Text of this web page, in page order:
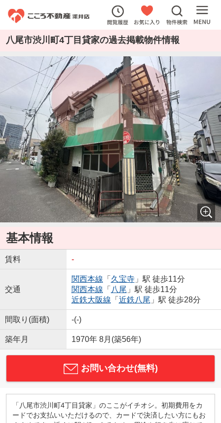
八尾市渋川町4丁目貸家の過去掲載物件情報
基本情報
賃料 -
交通
関西本線 「 久宝寺」駅 徒歩11分
関西本線 「 八尾 」駅 徒歩11分
近鉄大阪線 「 近鉄八尾 」駅 徒歩28分
間取り(面積) -(-)
築年月 1970年 8月(築56年)
お問い合わせ(無料)
「八尾市渋川町4丁目貸家」のここがイチオシ。初期費用をカ
ードでお支払いいただけるので、カードで決済したい方にもお